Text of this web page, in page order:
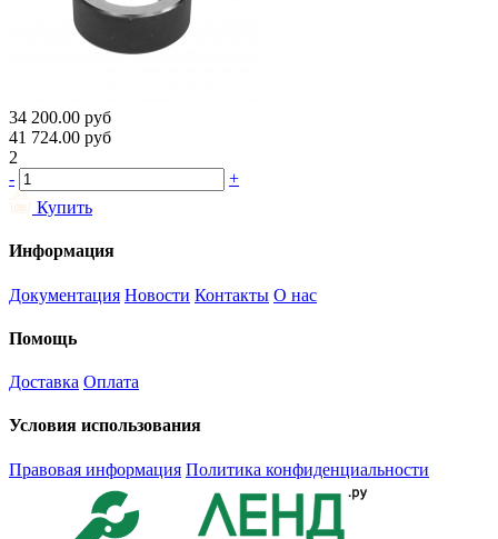
34 200.00 руб
41 724.00 руб
2
-
+
Купить
Информация
Документация Новости Контакты О нас
Помощь
Доставка Оплата
Условия использования
Правовая информация Политика конфиденциальности